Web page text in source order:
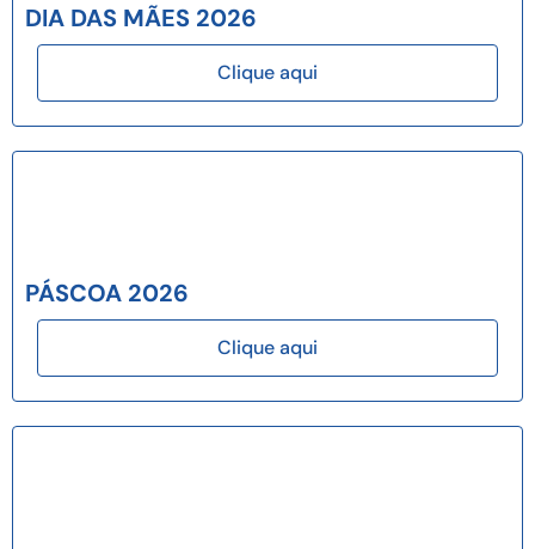
DIA DAS MÃES 2026
Clique aqui
PÁSCOA 2026
Clique aqui